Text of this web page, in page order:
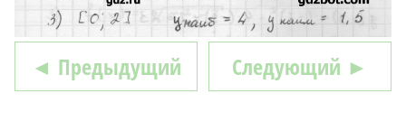
◄ Предыдущий Следующий ►